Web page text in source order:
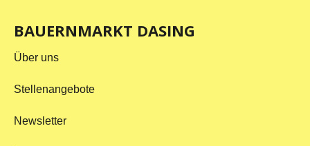
BAUERNMARKT DASING
Über uns
Stellenangebote
Newsletter